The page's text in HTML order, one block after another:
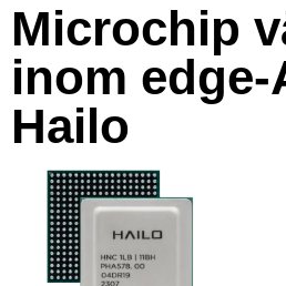
Microchip
inom edge-
Hailo